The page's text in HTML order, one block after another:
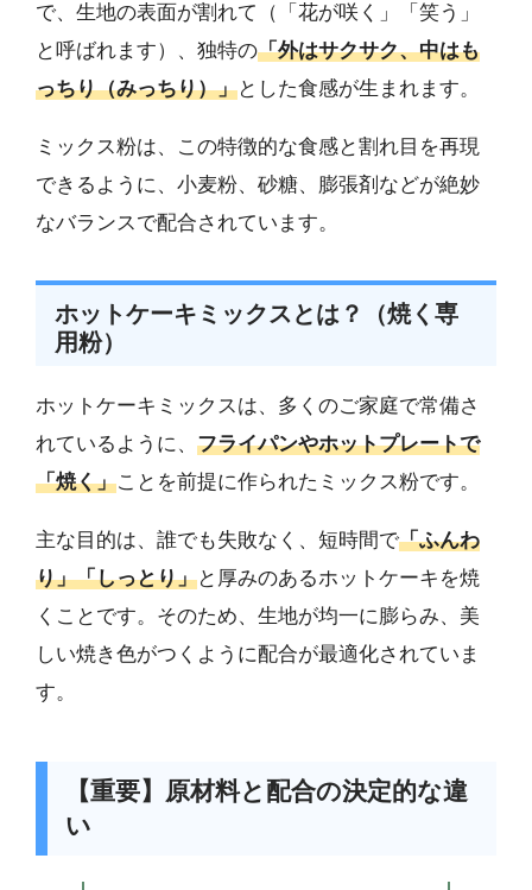
で、生地の表面が割れて（「花が咲く」「笑う」
と呼ばれます）、独特の「外はサクサク、中はも
っちり（みっちり）」とした食感が生まれます。
ミックス粉は、この特徴的な食感と割れ目を再現
できるように、小麦粉、砂糖、膨張剤などが絶妙
なバランスで配合されています。
ホットケーキミックスとは？（焼く専
用粉）
ホットケーキミックスは、多くのご家庭で常備さ
れているように、 フライパンやホットプレートで
「焼く」ことを前提に作られたミックス粉です。
主な目的は、誰でも失敗なく、短時間で「ふんわ
り」「しっとり」と厚みのあるホットケーキを焼
くことです。そのため、生地が均一に膨らみ、美
しい焼き色がつくように配合が最適化されていま
す。
【重要】原材料と配合の決定的な違
い